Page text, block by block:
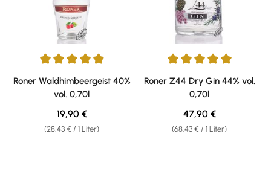
Durchschnittliche Bewertung von 4.96 von 5 Sternen
Roner Waldhimbeergeist 40%
vol. 0,70l
(28,43 € / 1 Liter)
Regulärer Preis:
19,90 €
Durchschnittliche Bewertung
Roner Z44 Dry Gin 44% vol.
0,70l
(68,43 € / 1 Liter)
Regulärer Preis:
47,90 €